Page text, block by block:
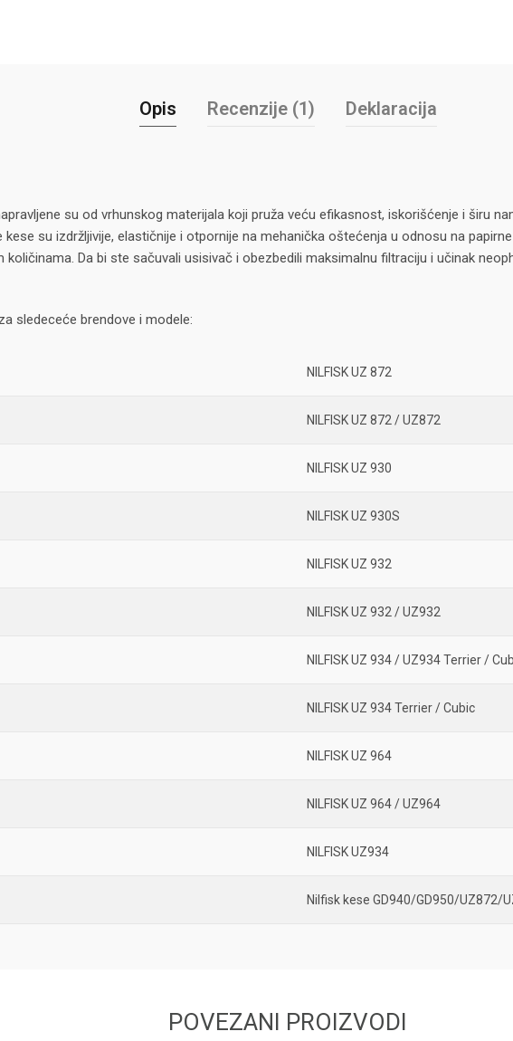
Opis Recenzije (1) Deklaracija
su od vrhunskog materijala koji pruža veću efikasnost, iskorišćenje i širu
su izdržljivije, elastičnije i otpornije na mehanička oštećenja u odnosu na
količinama. Da bi ste sačuvali usisivač i obezbedili maksimalnu filtraciju i učinak
sledeceće brendove i modele:
NILFISK UZ 872
NILFISK UZ 872 / UZ872
NILFISK UZ 930
NILFISK UZ 930S
NILFISK UZ 932
NILFISK UZ 932 / UZ932
NILFISK UZ 934 / UZ934 Terrier /
NILFISK UZ 934 Terrier / Cubic
NILFISK UZ 964
NILFISK UZ 964 / UZ964
NILFISK UZ934
Nilfisk kese GD940/GD950/UZ872/
POVEZANI PROIZVODI